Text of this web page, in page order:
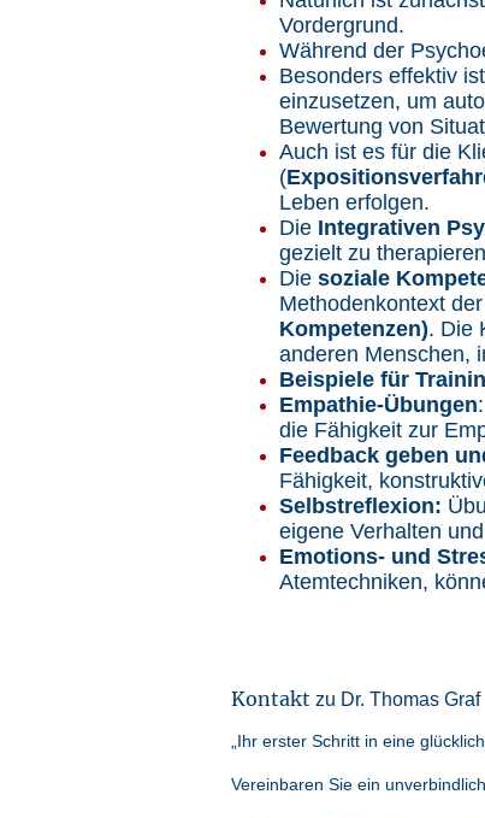
Vordergrund.
Während der
Besonders effektiv
einzusetzen, um
Bewertung von
Auch ist es für die
(
Leben erfolgen.
Die Integrativen
gezielt zu
Die soziale
Methodenkontext der
Kompetenzen). Die
anderen Menschen,
Beispiele für
Empathie-Übungen
die Fähigkeit zur
Feedback geben
Fähigkeit,
Selbstreflexion:
eigene Verhalten
Emotions- und
Atemtechniken,
Kontakt zu Dr. Thomas Graf
„Ihr erster Schritt in eine
Vereinbaren Sie ein